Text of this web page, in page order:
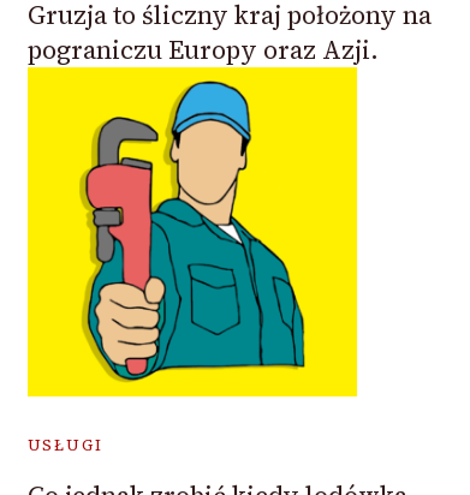
Gruzja to śliczny kraj położony na
pograniczu Europy oraz Azji.
USŁUGI